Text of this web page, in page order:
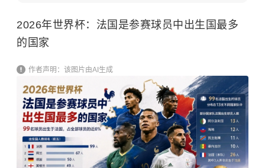
2026年世界杯：法国是参赛球员中出生国最多
的国家
作者声明：该图片由AI生成